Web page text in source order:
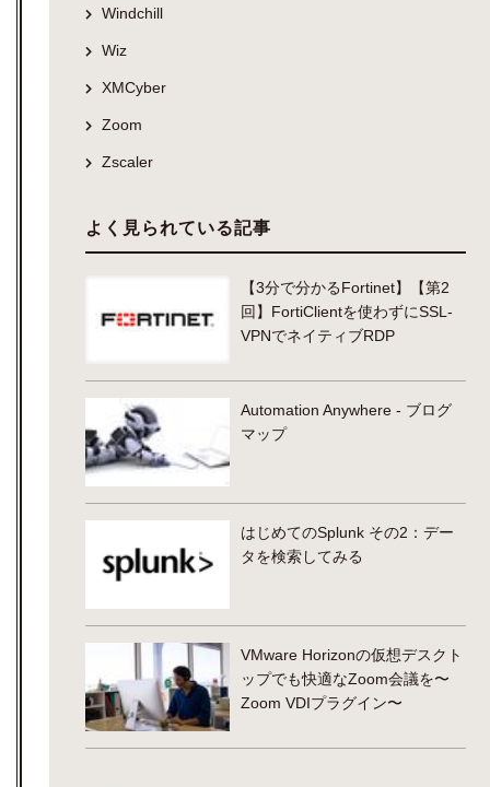
Windchill
Wiz
XMCyber
Zoom
Zscaler
よく見られている記事
【3分で分かるFortinet】【第2
回】FortiClientを使わずにSSL-
VPNでネイティブRDP
Automation Anywhere - ブログ
マップ
はじめてのSplunk その2：デー
タを検索してみる
VMware Horizonの仮想デスクト
ップでも快適なZoom会議を〜
Zoom VDIプラグイン〜